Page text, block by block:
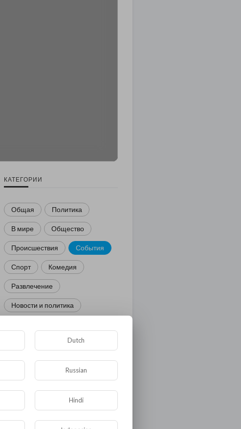
КАТЕГОРИИ
Общая Политика
В мире Общество
Происшествия События
Спорт Комедия
Развлечение
Новости и политика
ЖКХ
История Медицина
Юмор
Наука и образование
Религия Экономика
Dutch
Russian
Hindi